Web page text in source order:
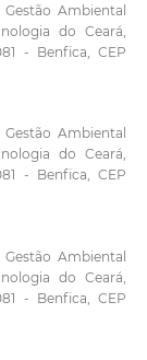
Ambiental
do Ceará,
- Benfica, CEP
Ambiental
do Ceará,
- Benfica, CEP
Ambiental
do Ceará,
- Benfica, CEP